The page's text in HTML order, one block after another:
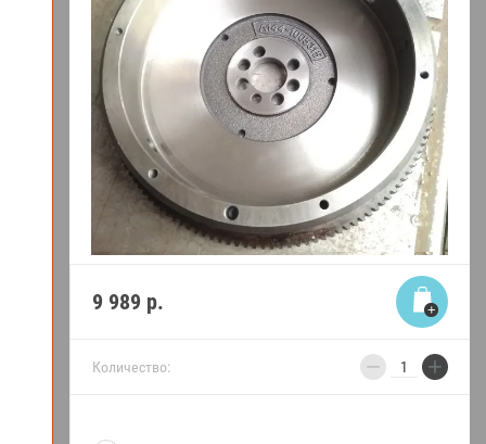
9 989 р.
Количество: − +